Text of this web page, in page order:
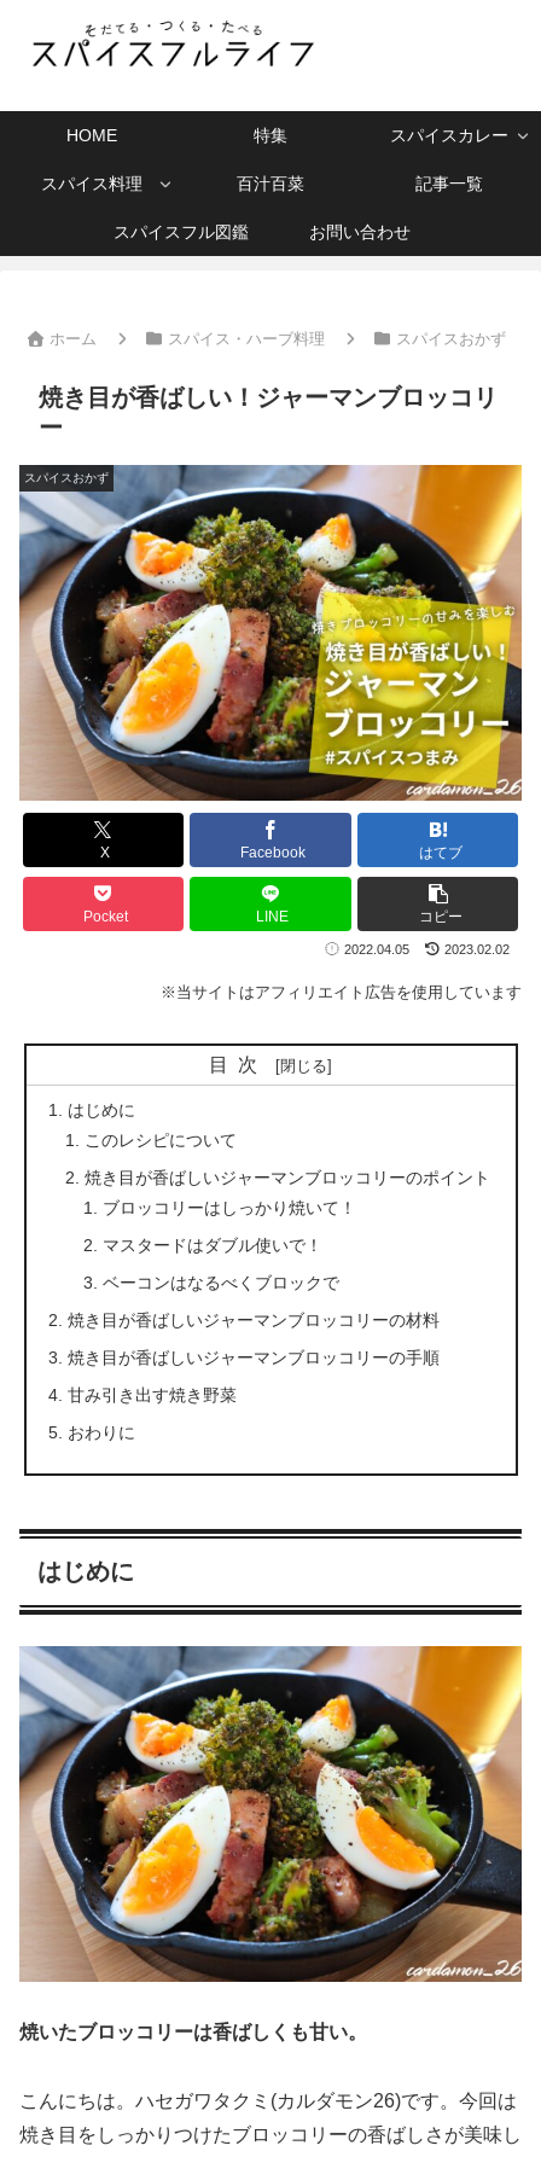
HOME 特集 スパイスカレー
スパイス料理 百汁百菜 記事一覧
スパイスフル図鑑 お問い合わせ
ホーム スパイス・ハーブ料理 スパイスおかず
焼き目が香ばしい！ジャーマンブロッコリ
ー
スパイスおかず
X Facebook はてブ
Pocket LINE コピー
2022.04.05 2023.02.02
※当サイトはアフィリエイト広告を使用しています
目次
はじめに
このレシピについて
焼き目が香ばしいジャーマンブロッコリーのポイント
ブロッコリーはしっかり焼いて！
マスタードはダブル使いで！
ベーコンはなるべくブロックで
焼き目が香ばしいジャーマンブロッコリーの材料
焼き目が香ばしいジャーマンブロッコリーの手順
甘み引き出す焼き野菜
おわりに
はじめに
焼いたブロッコリーは香ばしくも甘い。
こんにちは。ハセガワタクミ(カルダモン26)です。今回は
焼き目をしっかりつけたブロッコリーの香ばしさが美味し